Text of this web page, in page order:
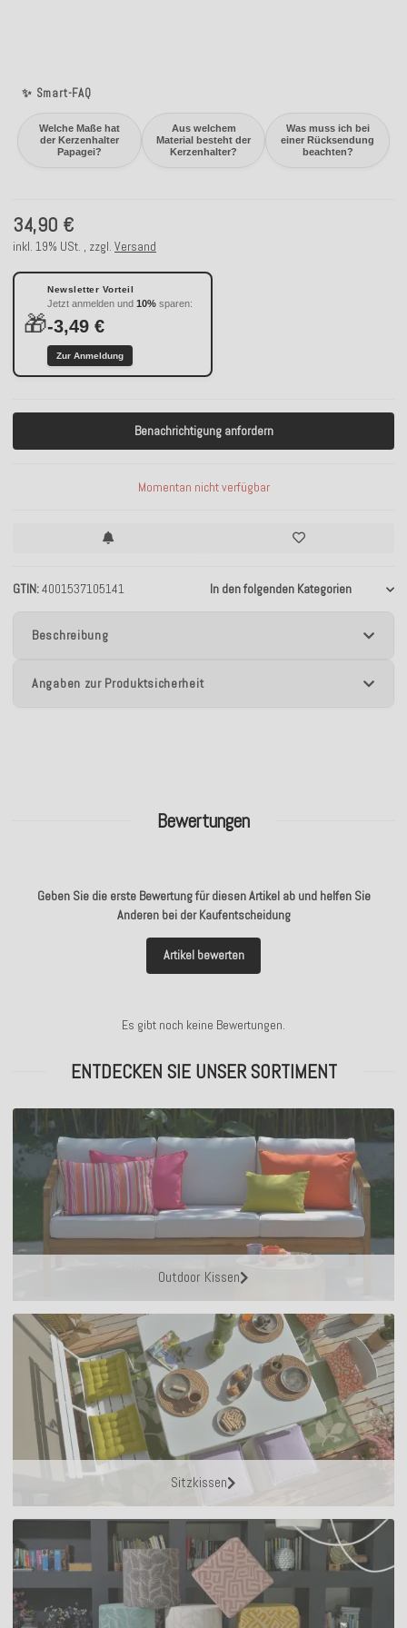
✨ Smart-FAQ
Welche Maße hat
der Kerzenhalter
Papagei?
Aus welchem
Material besteht der
Kerzenhalter?
Was muss ich bei
einer Rücksendung
beachten?
GTIN 4001537105141 In den folgenden Kategorien
34,90 €
inkl. 19% USt. , zzgl. Versand
🎁
Newsletter Vorteil
Jetzt anmelden und 10% sparen:
-3,49 €
Zur Anmeldung
Benachrichtigung anfordern
Momentan nicht verfügbar
Beschreibung
Angaben zur Produktsicherheit
Bewertungen
Geben Sie die erste Bewertung für diesen Artikel ab und helfen Sie
Anderen bei der Kaufentscheidung
Artikel bewerten
Es gibt noch keine Bewertungen.
ENTDECKEN SIE UNSER SORTIMENT
Outdoor Kissen
Sitzkissen